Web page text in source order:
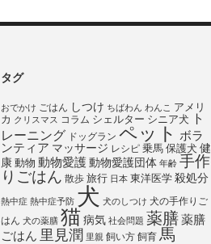
タグ
おでかけ ごはん しつけ ちばわん わんこ アメリ
カ クリスマス コラム シェルター シニア犬
ト
レーニング ドッグラン ペット
ボラ
ンティア マッサージ レシピ 乗馬 保護犬 健
康 動物 動物愛護動物愛護団体 年齢 手作
りごはん 散歩 旅行 日本 東洋医学 殺処分
熱中症 熱中症予防 犬 犬のしつけ 犬の手作りご
はん 犬の薬膳 猫 病気 社会問題 薬膳薬膳
ごはん 里見潤 里親 飼い方 飼育 馬